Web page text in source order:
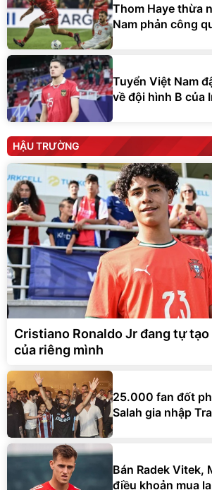
Thom Haye thừa
Nam phản công
Tuyển Việt Nam
về đội hình B của
HẬU TRƯỜNG
Cristiano Ronaldo Jr đang tự
của riêng mình
25.000 fan đốt
Salah gia nhập
Bán Radek Vitek,
điều khoản mua